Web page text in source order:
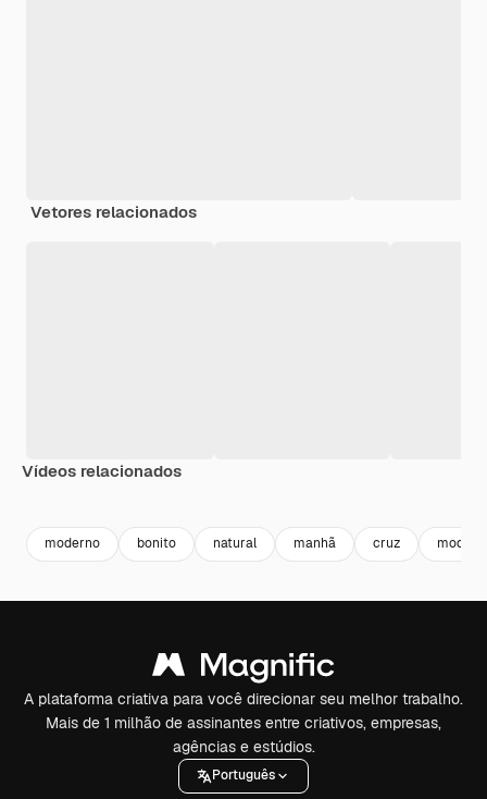
Vetores relacionados
Vídeos relacionados
moderno bonito natural manhã cruz modelo
A plataforma criativa para você direcionar seu melhor trabalho.
Mais de 1 milhão de assinantes entre criativos, empresas,
agências e estúdios.
Português